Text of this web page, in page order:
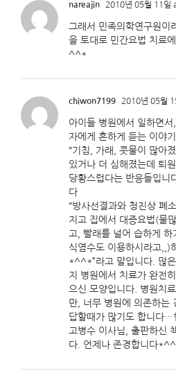
nareajin 2010년 05월 11일
그래서 민족의학연구원이
을 토대로 민간요법 치료
^^*
chiwon7199 2010년 05월
아이들 병원에서 일하면
자에게 흔하게 듣는 이야
“기침, 가래, 콧물이 많아
있거나 더 심해졌는데 퇴
당황스럽다는 반응들입니
다
“방사선결과와 청진상 폐
지고 집에서 대증요법(물
고, 빨래를 널어 습하게 하
식염수도 이용하시라고,,)
*^^*”라고 말입니다. 많
지 병원에서 치료가 완전
으신 모양입니다. 병원치
만, 너무 병원에 의존하는
답할때가 많기도 합니다…
고병수 이사님, 출판하신
다. 언제나 존경합니다